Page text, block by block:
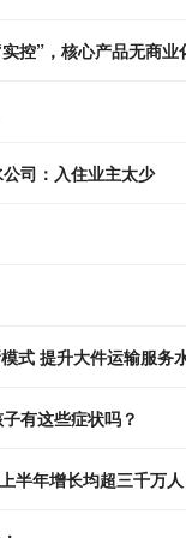
控”，核心产品无商业
司：入住业主太少
江苏推行“信用+承诺+批量”审批新模式 提升大件运
有这些症状吗？
半年增长均超三千万人